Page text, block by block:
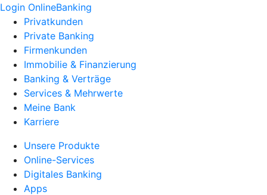
Login OnlineBanking
Privatkunden
Private Banking
Firmenkunden
Immobilie & Finanzierung
Banking & Verträge
Services & Mehrwerte
Meine Bank
Karriere
Unsere Produkte
Online-Services
Digitales Banking
Apps